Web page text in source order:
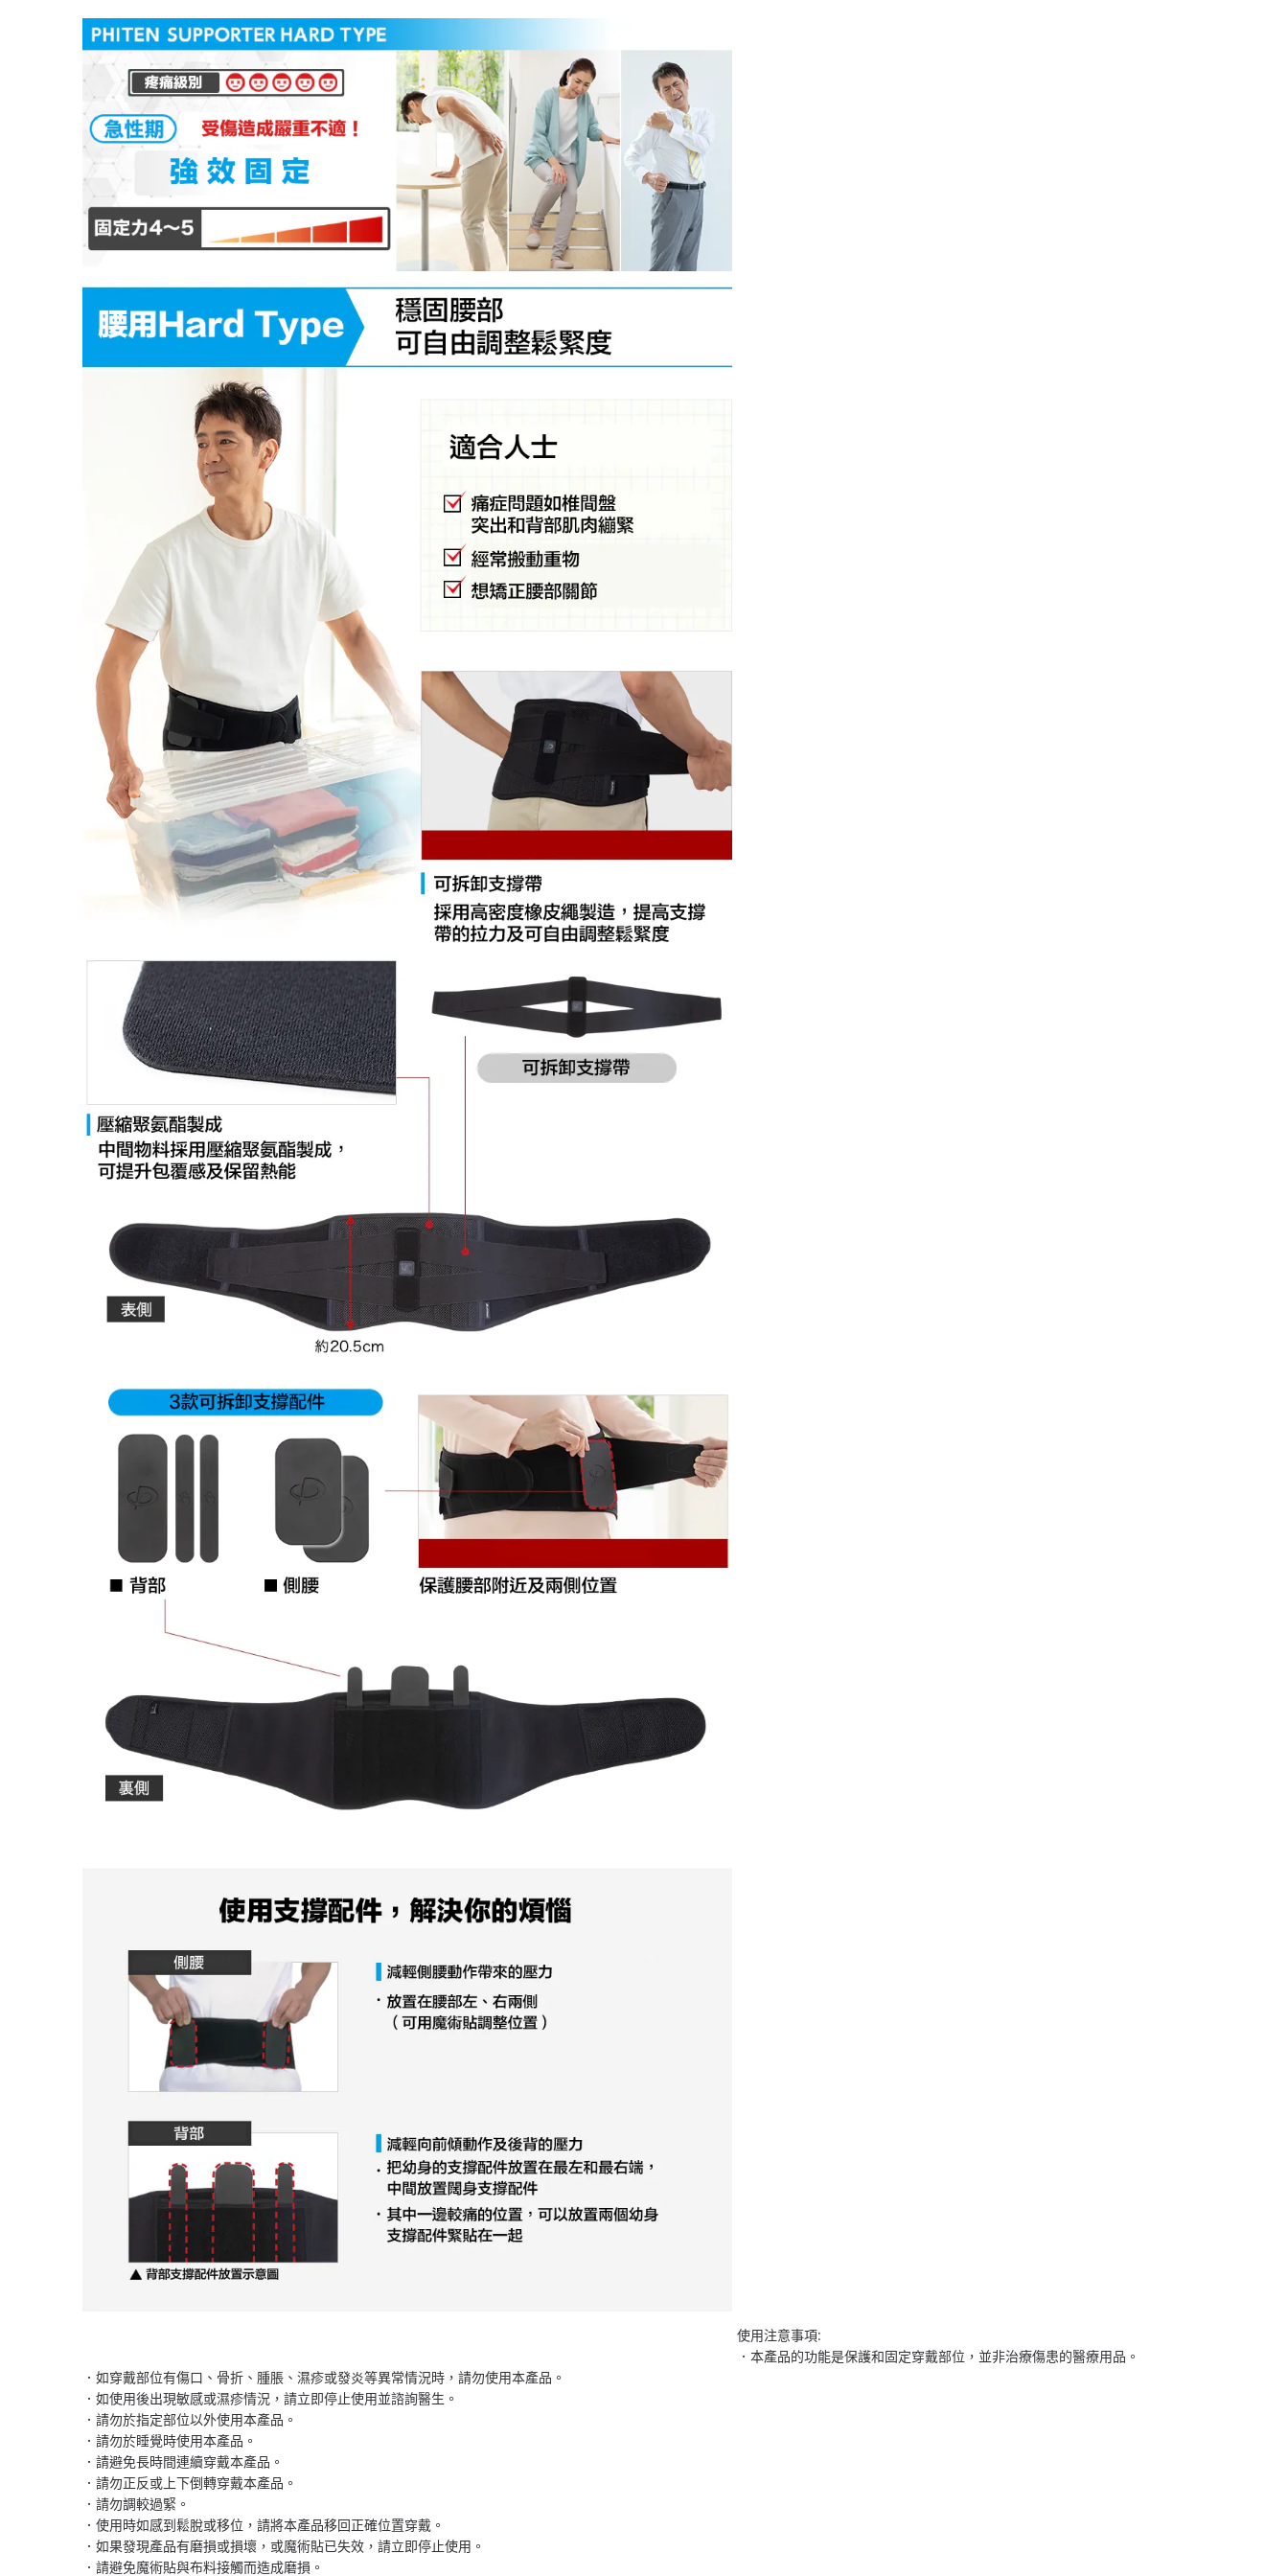
使用注意事項:
．本產品的功能是保護和固定穿戴部位，並非治療傷患的醫療用品。
．如穿戴部位有傷口、骨折、腫脹、濕疹或發炎等異常情況時，請勿使用本產品。
．如使用後出現敏感或濕疹情況，請立即停止使用並諮詢醫生。
．請勿於指定部位以外使用本產品。
．請勿於睡覺時使用本產品。
．請避免長時間連續穿戴本產品。
．請勿正反或上下倒轉穿戴本產品。
．請勿調較過緊。
．使用時如感到鬆脫或移位，請將本產品移回正確位置穿戴。
．如果發現產品有磨損或損壞，或魔術貼已失效，請立即停止使用。
．請避免魔術貼與布料接觸而造成磨損。